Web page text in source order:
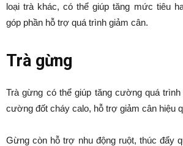
loại trà khác, có thể giúp tăng mức tiêu
góp phần hỗ trợ quá trình giảm cân.
Trà gừng
Trà gừng có thể giúp tăng cường quá
cường đốt cháy calo, hỗ trợ giảm cân hiệu
Gừng còn hỗ trợ nhu động ruột, thúc đẩy